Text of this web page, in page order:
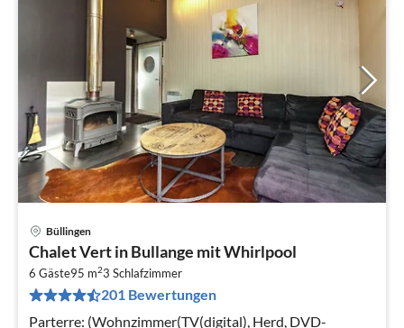
Büllingen
Chalet Vert in Bullange mit Whirlpool
6 Gäste95 m23 Schlafzimmer
201 Bewertungen
Parterre: (Wohnzimmer(TV(digital), Herd, DVD-